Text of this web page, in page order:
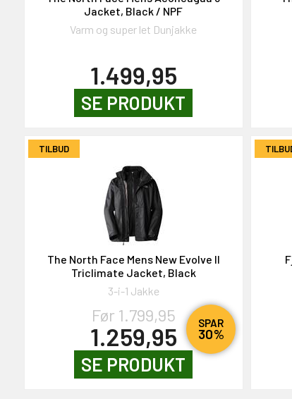
Jacket, Black / NPF
Varm og super let Dunjakke
1.499,95
SE PRODUKT
TILBUD
SPAR
30%
The North Face Mens New Evolve II
Triclimate Jacket, Black
3-i-1 Jakke
Før 1.799,95
1.259,95
SE PRODUKT